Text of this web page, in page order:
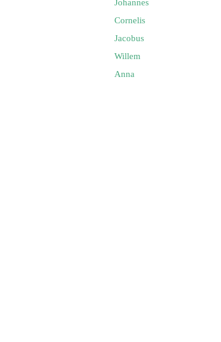
Johannes
Cornelis
Jacobus
Willem
Anna